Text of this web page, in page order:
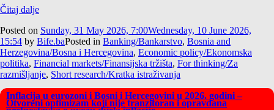
Čitaj dalje
Posted on Sunday, 31 May 2026, 7:00Wednesday, 10 June 2026,
15:54 by Bife.baPosted in Banking/Bankarstvo, Bosnia and
Herzegovina/Bosna i Hercegovina, Economic policy/Ekonomska
politika, Financial markets/Finansijska tržišta, For thinking/Za
razmišljanje, Short research/Kratka istraživanja
Inflacija u eurozoni i Bosni i Hercegovini u 2026. godini –
Otvoreni optimizam koji nije tranzitoran i opravdana